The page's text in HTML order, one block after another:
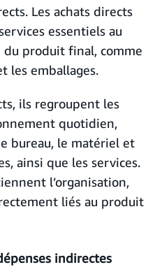
Les achats directs
essentiels au
du produit final, comme
les emballages.
ils regroupent les
quotidien,
bureau, le matériel et
ainsi que les services.
l’organisation,
liés au produit
indirectes